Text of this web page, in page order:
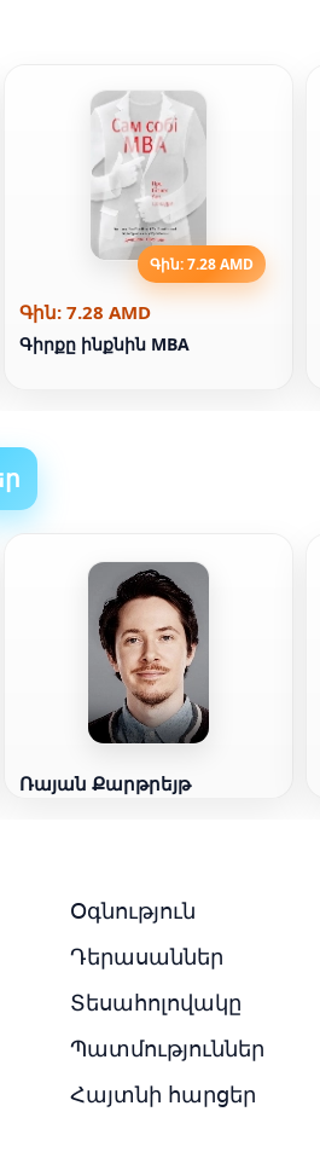
Գին: 7.28 AMD
Գին: 7.28 AMD
Գիրքը ինքնին MBA
Ռայան Քարթրեյթ
Օգնություն
Դերասաններ
Տեսահոլովակը
Պատմություններ
Հայտնի հարցեր